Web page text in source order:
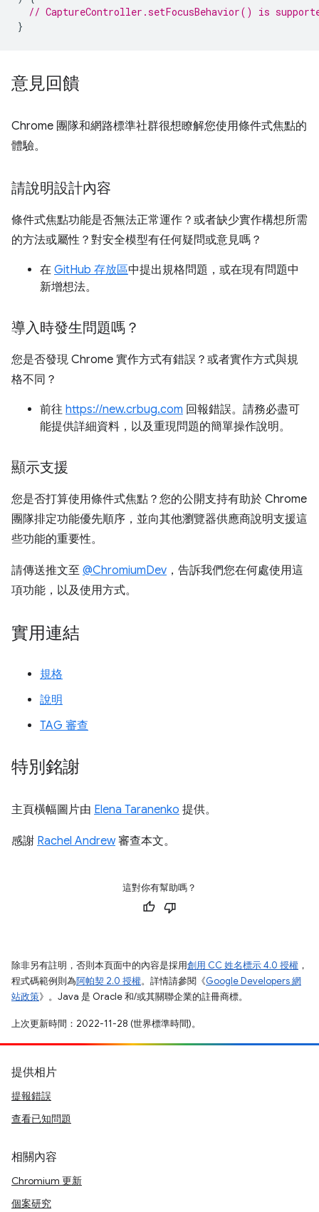
// CaptureController.setFocusBehavior() is
}
意見回饋
Chrome 團隊和網路標準社群很想瞭解您使用條件式焦點的
體驗。
請說明設計內容
條件式焦點功能是否無法正常運作？或者缺少實作構想所需
的方法或屬性？對安全模型有任何疑問或意見嗎？
在 GitHub 存放區中提出規格問題，或在現有問題中
新增想法。
導入時發生問題嗎？
您是否發現 Chrome 實作方式有錯誤？或者實作方式與規
格不同？
前往 https://new.crbug.com 回報錯誤。請務必盡可
能提供詳細資料，以及重現問題的簡單操作說明。
顯示支援
您是否打算使用條件式焦點？您的公開支持有助於 Chrome
團隊排定功能優先順序，並向其他瀏覽器供應商說明支援這
些功能的重要性。
請傳送推文至 @ChromiumDev ，告訴我們您在何處使用這
項功能，以及使用方式。
實用連結
規格
說明
TAG 審查
特別銘謝
主頁橫幅圖片由 Elena Taranenko 提供。
感謝 Rachel Andrew審查本文。
這對你有幫助嗎？
除非另有註明，否則本頁面中的內容是採用創用 CC 姓名標示 4.0 授權 ，
程式碼範例則為阿帕契 2.0 授權。詳情請參閱《Google Developers 網
站政策》。Java 是 Oracle 和/或其關聯企業的註冊商標。
上次更新時間：2022-11-28 (世界標準時間)。
提供相片
提報錯誤
查看已知問題
相關內容
Chromium 更新
個案研究